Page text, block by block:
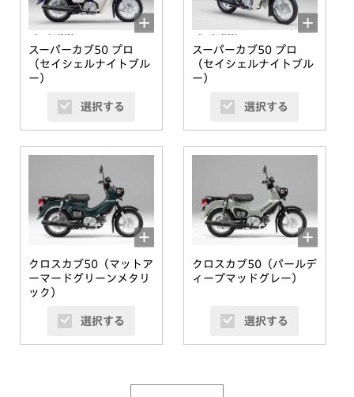
スーパーカブ50 プロ
（セイシェルナイトブル
ー）
選択する
スーパーカブ50 プロ
（セイシェルナイトブル
ー）
選択する
クロスカブ50（マットア
ーマードグリーンメタリ
ック）
選択する
クロスカブ50（パールデ
ィープマッドグレー）
選択する